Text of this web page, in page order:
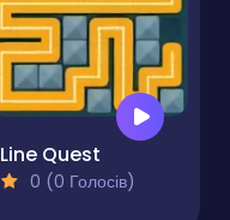
Line Quest
0 (0 Голосів)